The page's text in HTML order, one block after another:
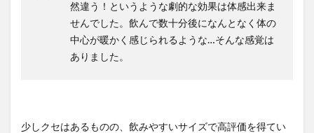
然違う！というような劇的な効果は体感出来ま
せんでした。飲んで数十分後になんとなく体の
中心が暖かく感じられるような…そんな感覚は
ありました。
少しクセはあるものの、飲みやすいサイズで高評価を得てい